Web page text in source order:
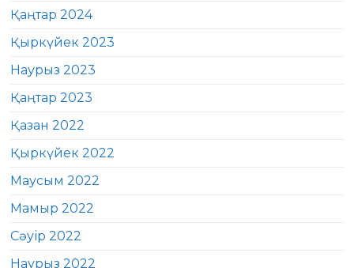
Қаңтар 2024
Қыркүйек 2023
Наурыз 2023
Қаңтар 2023
Қазан 2022
Қыркүйек 2022
Маусым 2022
Мамыр 2022
Сәуір 2022
Наурыз 2022